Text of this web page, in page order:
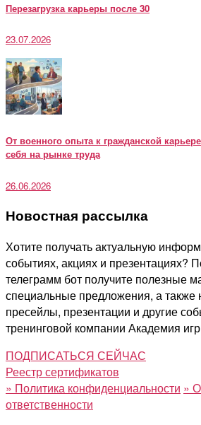
Перезагрузка карьеры после 30
23.07.2026
От военного опыта к гражданской
себя на рынке труда
26.06.2026
Новостная рассылка
Хотите получать актуальную
событиях, акциях и презентациях?
телеграмм бот получите полезные
специальные предложения, а также
пресейлы, презентации и другие
тренинговой компании Академия
ПОДПИСАТЬСЯ СЕЙЧАС
Реестр сертификатов
» Политика конфиденциальности »
ответственности